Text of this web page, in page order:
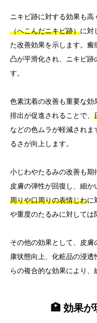
ニキビ跡に対する効果も高
（へこんだニキビ跡）に対
た改善効果を示します。
凸が平滑化され、ニキビ跡
す。
色素沈着の改善も重要な効
排出が促進されることで、
などの色ムラが軽減され
るさが向上します。
小じわやたるみの改善も期
皮膚の弾性が回復し、細
周りや口周りの表情じわに
や重度のたるみに対しては
その他の効果として、皮
康状態向上、化粧品の浸
らの複合的な効果により、
🏥 効果が